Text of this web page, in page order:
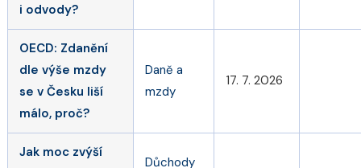
i odvody?
OECD: Zdanění
dle výše mzdy
se v Česku liší
málo, proč?
Daně a
mzdy
17. 7. 2026
Jak moc zvýší
Důchody